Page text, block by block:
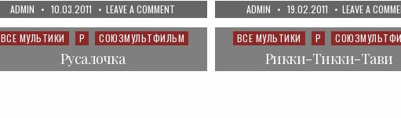
AUTHOR:
ADMIN PUBLISHED
DATE:
10.03.2011 LEAVE A COMMENT
ЛУНТИК
—
20
СЕРИЯ.
AUTHOR:
ADMIN PUBLISHED
DATE:
19.02.2011 LEAVE A
Posted
ВСЕ МУЛЬТИКИ Р СОЮЗМУЛЬТФИЛЬМ
Русалочка
Posted
ВСЕ МУЛЬТИКИ Р
Рикки-Тикки-Тави